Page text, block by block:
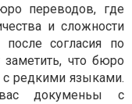
переводов, где
и сложности
после согласия по
заметить, что бюро
с редкими языками.
докуменьы с